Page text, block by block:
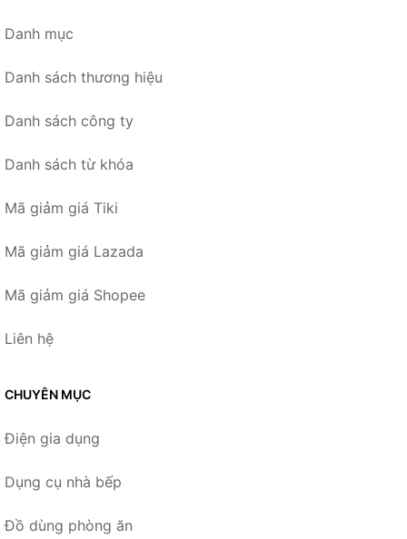
Danh mục
Danh sách thương hiệu
Danh sách công ty
Danh sách từ khóa
Mã giảm giá Tiki
Mã giảm giá Lazada
Mã giảm giá Shopee
Liên hệ
CHUYÊN MỤC
Điện gia dụng
Dụng cụ nhà bếp
Đồ dùng phòng ăn